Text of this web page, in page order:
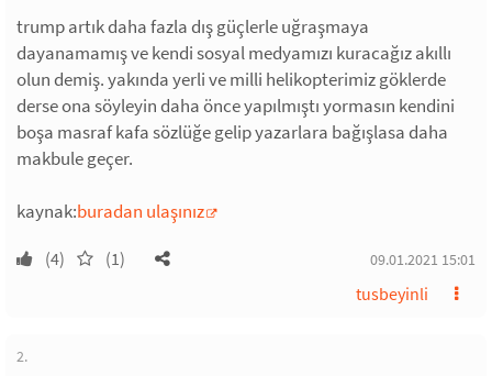
trump artık daha fazla dış güçlerle uğraşmaya
dayanamamış ve kendi sosyal medyamızı kuracağız akıllı
olun demiş. yakında yerli ve milli helikopterimiz göklerde
derse ona söyleyin daha önce yapılmıştı yormasın kendini
boşa masraf kafa sözlüğe gelip yazarlara bağışlasa daha
makbule geçer.
kaynak:buradan ulaşınız
(4) (1) 09.01.2021 15:01
tusbeyinli
2.